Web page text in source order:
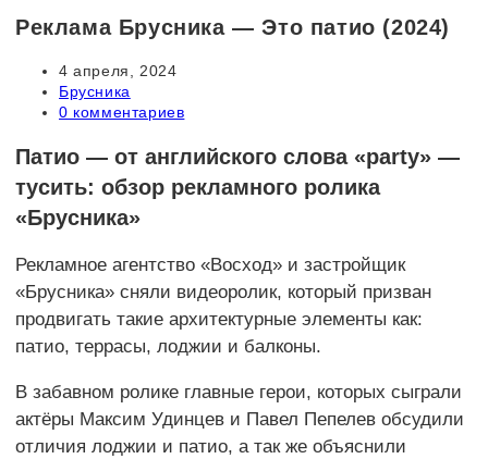
Реклама Брусника — Это патио (2024)
Запись
опубликована:
4 апреля, 2024
Рубрика
записи:
Брусника
Комментарии
записи:
0 комментариев
Патио — от английского слова «party» —
тусить: обзор рекламного ролика
«Брусника»
Рекламное агентство «Восход» и застройщик
«Брусника» сняли видеоролик, который призван
продвигать такие архитектурные элементы как:
патио, террасы, лоджии и балконы.
В забавном ролике главные герои, которых сыграли
актёры Максим Удинцев и Павел Пепелев обсудили
отличия лоджии и патио, а так же объяснили